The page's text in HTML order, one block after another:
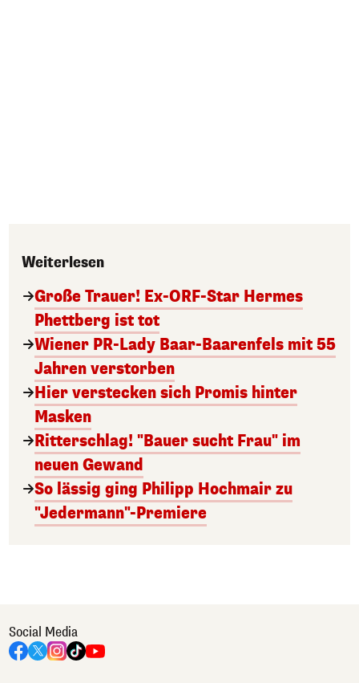
Weiterlesen
Große Trauer! Ex-ORF-Star Hermes
Phettberg ist tot
Wiener PR-Lady Baar-Baarenfels mit 55
Jahren verstorben
Hier verstecken sich Promis hinter
Masken
Ritterschlag! "Bauer sucht Frau" im
neuen Gewand
So lässig ging Philipp Hochmair zu
"Jedermann"-Premiere
Social Media